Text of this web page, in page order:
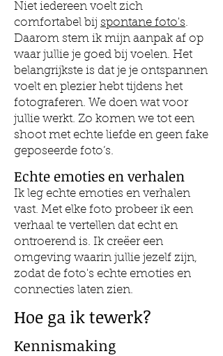
Niet iedereen voelt zich
comfortabel bij spontane foto's.
Daarom stem ik mijn aanpak af op
waar jullie je goed bij voelen. Het
belangrijkste is dat je je ontspannen
voelt en plezier hebt tijdens het
fotograferen. We doen wat voor
jullie werkt. Zo komen we tot een
shoot met echte liefde en geen fake
geposeerde foto’s.
Echte emoties en verhalen
Ik leg echte emoties en verhalen
vast. Met elke foto probeer ik een
verhaal te vertellen dat echt en
ontroerend is. Ik creëer een
omgeving waarin jullie jezelf zijn,
zodat de foto's echte emoties en
connecties laten zien.
Hoe ga ik tewerk?
Kennismaking